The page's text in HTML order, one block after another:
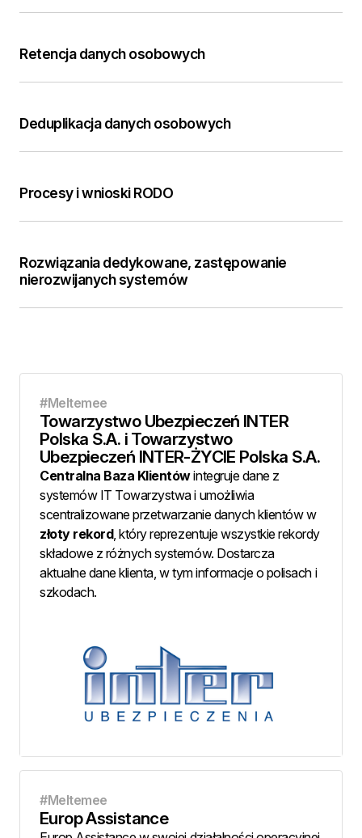
Retencja danych osobowych
Deduplikacja danych osobowych
Procesy i wnioski RODO
Rozwiązania dedykowane, zastępowanie
nierozwijanych systemów
#Meltemee
Towarzystwo Ubezpieczeń INTER
Polska S.A. i Towarzystwo
Ubezpieczeń INTER-ŻYCIE Polska S.A.
Centralna Baza Klientówintegruje dane z
systemów IT Towarzystwa i umożliwia
scentralizowane przetwarzanie danych klientów w
złoty rekord, który reprezentuje wszystkie rekordy
składowe z różnych systemów. Dostarcza
aktualne dane klienta, w tym informacje o polisach i
szkodach.
#Meltemee
Europ Assistance